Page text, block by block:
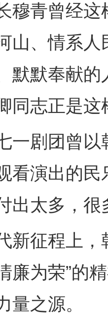
穆青曾经
山、情系
默默奉献
同志正是这
剧团曾以
看演出的民
出太多，很
征程上，
廉为荣”的
量之源。